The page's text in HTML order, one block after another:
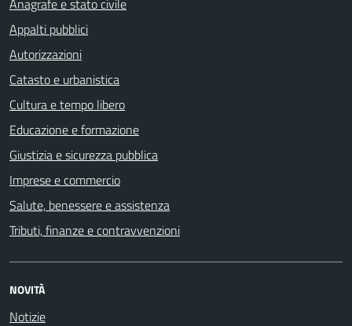
Appalti pubblici
Autorizzazioni
Catasto e urbanistica
Cultura e tempo libero
Educazione e formazione
Giustizia e sicurezza pubblica
Imprese e commercio
Salute, benessere e assistenza
Tributi, finanze e contravvenzioni
NOVITÀ
Notizie